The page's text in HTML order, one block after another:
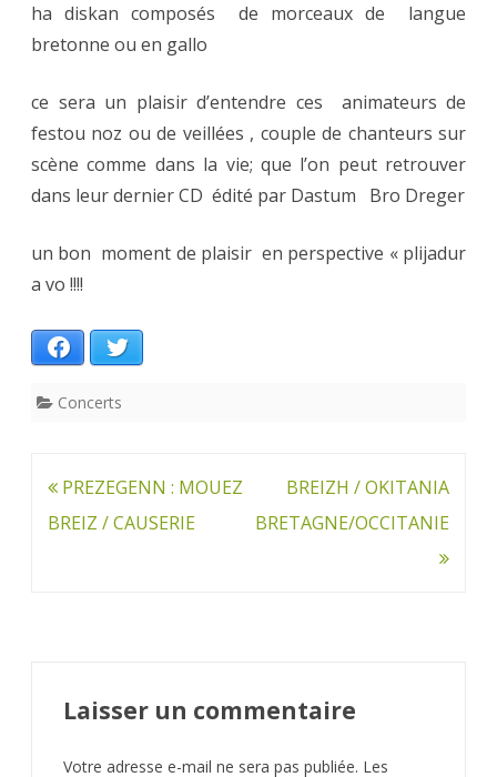
ha diskan composés de morceaux de langue
bretonne ou en gallo
ce sera un plaisir d’entendre ces animateurs de
festou noz ou de veillées , couple de chanteurs sur
scène comme dans la vie; que l’on peut retrouver
dans leur dernier CD édité par Dastum Bro Dreger
un bon moment de plaisir en perspective « plijadur
a vo !!!!
Facebook
Concerts
Navigation
de
PREZEGENN : MOUEZ
BREIZ / CAUSERIE
BREIZH / OKITANIA
BRETAGNE/OCCITANIE
Laisser un commentaire
Votre adresse e-mail ne sera pas publiée. Les